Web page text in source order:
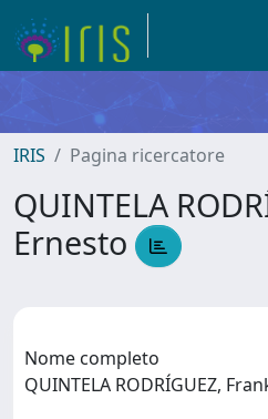
IRIS Pagina ricercatore
QUINTELA
Ernesto
Nome completo
QUINTELA RODRÍGUEZ,